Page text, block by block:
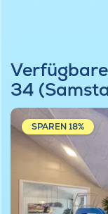
34
SPAREN 18%